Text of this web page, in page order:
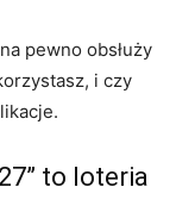
pewno obsłuży
i czy
to loteria